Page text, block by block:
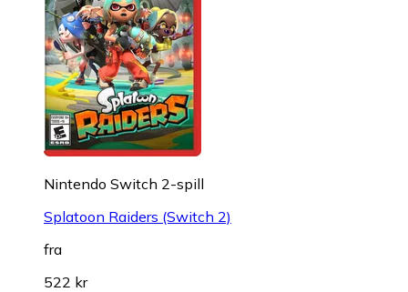
Nintendo Switch 2-spill
Splatoon Raiders (Switch 2)
fra
522 kr